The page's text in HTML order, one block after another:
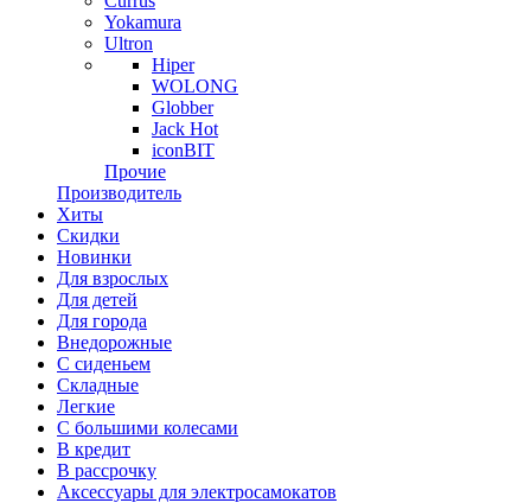
Yokamura
Ultron
Hiper
WOLONG
Globber
Jack Hot
iconBIT
Прочие
Производитель
Хиты
Скидки
Новинки
Для взрослых
Для детей
Для города
Внедорожные
С сиденьем
Складные
Легкие
С большими колесами
В кредит
В рассрочку
Аксессуары для электросамокатов